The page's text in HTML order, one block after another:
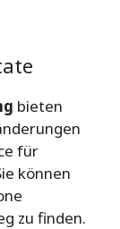
bieten
für
können
zu finden.